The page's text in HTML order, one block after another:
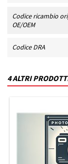
Codice ricambio
OE/OEM
Codice DRA
4 ALTRI